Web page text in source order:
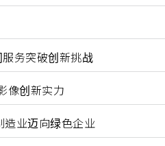
务突破创新挑战
像创新实力
业迈向绿色企业